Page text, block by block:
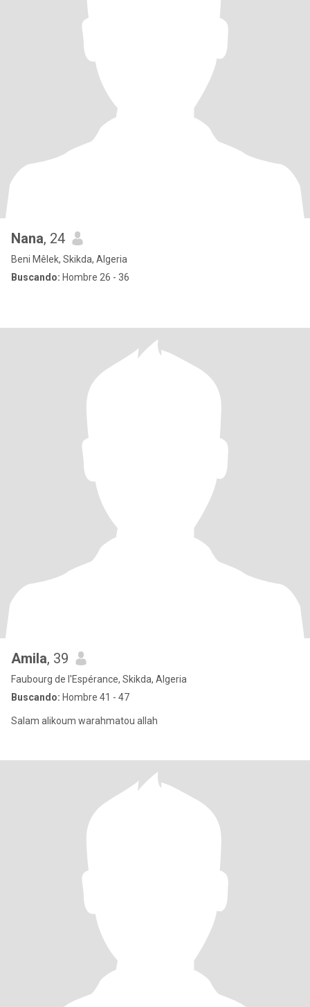
Nana, 24
Beni Mêlek, Skikda, Algeria
Buscando: Hombre 26 - 36
Amila, 39
Faubourg de l'Espérance, Skikda, Algeria
Buscando: Hombre 41 - 47
Salam alikoum warahmatou allah